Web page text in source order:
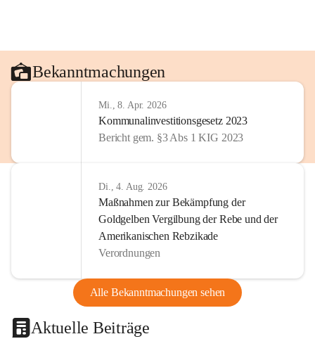
Bekanntmachungen
Mi., 8. Apr. 2026
Kommunalinvestitionsgesetz 2023
Bericht gem. §3 Abs 1 KIG 2023
Di., 4. Aug. 2026
Maßnahmen zur Bekämpfung der
Goldgelben Vergilbung der Rebe und der
Amerikanischen Rebzikade
Verordnungen
Alle Bekanntmachungen sehen
Aktuelle Beiträge